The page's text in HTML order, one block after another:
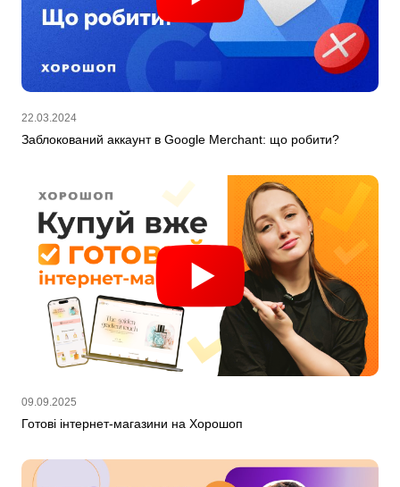
22.03.2024
Заблокований аккаунт в Google Merchant: що робити?
09.09.2025
Готові інтернет-магазини на Хорошоп